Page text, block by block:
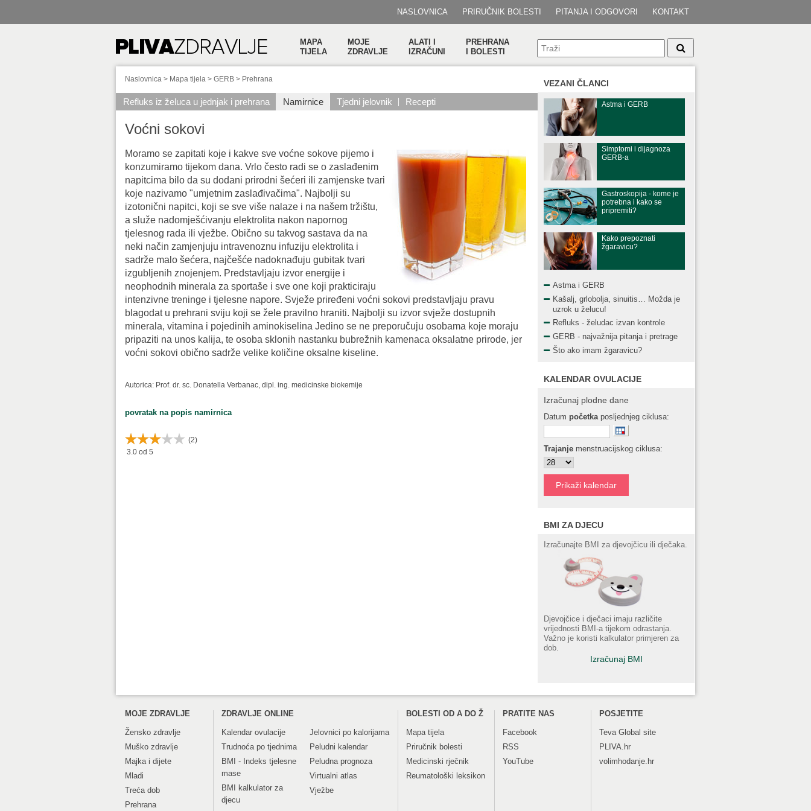
NASLOVNICA PRIRUČNIK BOLESTI PITANJA I ODGOVORI KONTAKT
MAPA
TIJELA
MOJE
ZDRAVLJE
ALATI I
IZRAČUNI
PREHRANA
I BOLESTI
Naslovnica > Mapa tijela > GERB > Prehrana
Refluks iz želuca u jednjak i prehrana Namirnice Tjedni jelovnik Recepti
Voćni sokovi
Moramo se zapitati koje i kakve sve voćne sokove pijemo i
konzumiramo tijekom dana. Vrlo često radi se o zaslađenim
napitcima bilo da su dodani prirodni šećeri ili zamjenske tvari
koje nazivamo "umjetnim zaslađivačima". Najbolji su
izotonični napitci, koji se sve više nalaze i na našem tržištu,
a služe nadomješćivanju elektrolita nakon napornog
tjelesnog rada ili vježbe. Obično su takvog sastava da na
neki način zamjenjuju intravenoznu infuziju elektrolita i
sadrže malo šećera, najčešće nadoknađuju gubitak tvari
izgubljenih znojenjem. Predstavljaju izvor energije i
neophodnih minerala za sportaše i sve one koji prakticiraju
intenzivne treninge i tjelesne napore. Svježe priređeni voćni sokovi predstavljaju pravu
blagodat u prehrani sviju koji se žele pravilno hraniti. Najbolji su izvor svježe dostupnih
minerala, vitamina i pojedinih aminokiselina Jedino se ne preporučuju osobama koje moraju
pripaziti na unos kalija, te osoba sklonih nastanku bubrežnih kamenaca oksalatne prirode, jer
voćni sokovi obično sadrže velike količine oksalne kiseline.
Autorica: Prof. dr. sc. Donatella Verbanac, dipl. ing. medicinske biokemije
povratak na popis namirnica
(2)
3.0 od 5
VEZANI ČLANCI
Astma i GERB
Simptomi i dijagnoza
GERB-a
Gastroskopija - kome je
potrebna i kako se
pripremiti?
Kako prepoznati
žgaravicu?
Astma i GERB
Kašalj, grlobolja, sinuitis… Možda je
uzrok u želucu!
Refluks - želudac izvan kontrole
GERB - najvažnija pitanja i pretrage
Što ako imam žgaravicu?
KALENDAR OVULACIJE
Izračunaj plodne dane
Datum početkaposljednjeg ciklusa:
Trajanje menstruacijskog ciklusa:
BMI ZA DJECU
Izračunajte BMI za djevojčicu ili dječaka.
Djevojčice i dječaci imaju različite
vrijednosti BMI-a tijekom odrastanja.
Važno je koristi kalkulator primjeren za
dob.
Izračunaj BMI
MOJE ZDRAVLJE
Žensko zdravlje
Muško zdravlje
Majka i dijete
Mladi
Treća dob
Prehrana
ZDRAVLJE ONLINE
Kalendar ovulacije
Trudnoća po tjednima
BMI - Indeks tjelesne
mase
BMI kalkulator za
djecu
Jelovnici po kalorijama
Peludni kalendar
Peludna prognoza
Virtualni atlas
Vježbe
BOLESTI OD A DO Ž
Mapa tijela
Priručnik bolesti
Medicinski rječnik
Reumatološki leksikon
PRATITE NAS
Facebook
RSS
YouTube
POSJETITE
Teva Global site
PLIVA.hr
volimhodanje.hr